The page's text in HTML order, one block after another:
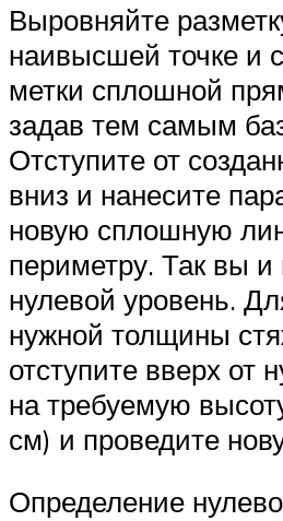
Выровняйте
наивысшей точке и
метки сплошной
задав тем самым
Отступите от
вниз и нанесите
новую сплошную
периметру. Так вы и
нулевой уровень.
нужной толщины
отступите вверх от
на требуемую
см) и проведите
Определение